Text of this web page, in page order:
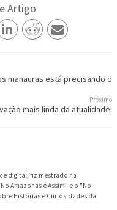
Artigo
manauras está precisando de
Próximo
mais linda da atualidade!
digital, fiz mestrado na
Amazonas é Assim” e o "No
Histórias e Curiosidades da